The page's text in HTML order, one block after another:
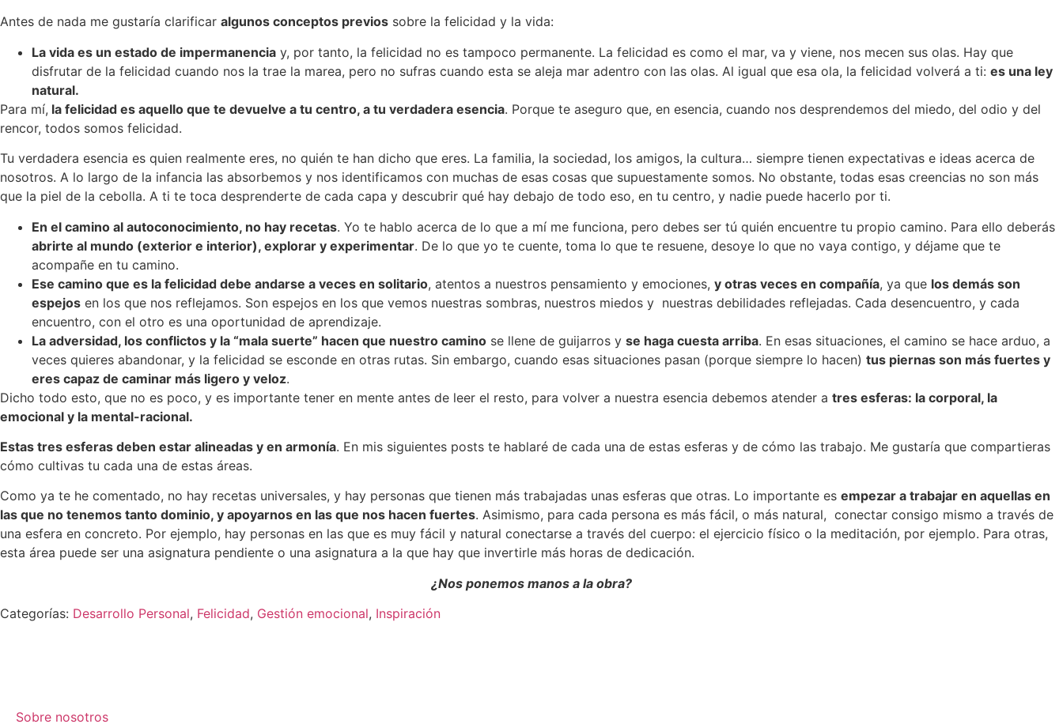
Antes de nada me gustaría clarificar algunos conceptos previos sobre la felicidad y la vida:
La vida es un estado de impermanencia y, por tanto, la felicidad no es tampoco permanente. La felicidad es como el mar, va y viene, nos mecen sus olas. Hay que
disfrutar de la felicidad cuando nos la trae la marea, pero no sufras cuando esta se aleja mar adentro con las olas. Al igual que esa ola, la felicidad volverá a ti: es una ley
natural.
Para mí, la felicidad es aquello que te devuelve a tu centro, a tu verdadera esencia. Porque te aseguro que, en esencia, cuando nos desprendemos del miedo, del odio y del
rencor, todos somos felicidad.
Tu verdadera esencia es quien realmente eres, no quién te han dicho que eres. La familia, la sociedad, los amigos, la cultura… siempre tienen expectativas e ideas acerca de
nosotros. A lo largo de la infancia las absorbemos y nos identificamos con muchas de esas cosas que supuestamente somos. No obstante, todas esas creencias no son más
que la piel de la cebolla. A ti te toca desprenderte de cada capa y descubrir qué hay debajo de todo eso, en tu centro, y nadie puede hacerlo por ti.
En el camino al autoconocimiento, no hay recetas. Yo te hablo acerca de lo que a mí me funciona, pero debes ser tú quién encuentre tu propio camino. Para ello deberás
abrirte al mundo (exterior e interior), explorar y experimentar. De lo que yo te cuente, toma lo que te resuene, desoye lo que no vaya contigo, y déjame que te
acompañe en tu camino.
Ese camino que es la felicidad debe andarse a veces en solitario, atentos a nuestros pensamiento y emociones, y otras veces en compañía, ya que los demás son
espejos en los que nos reflejamos. Son espejos en los que vemos nuestras sombras, nuestros miedos y nuestras debilidades reflejadas. Cada desencuentro, y cada
encuentro, con el otro es una oportunidad de aprendizaje.
La adversidad, los conflictos y la “mala suerte” hacen que nuestro camino se llene de guijarros y se haga cuesta arriba. En esas situaciones, el camino se hace arduo, a
veces quieres abandonar, y la felicidad se esconde en otras rutas. Sin embargo, cuando esas situaciones pasan (porque siempre lo hacen) tus piernas son más fuertes y
eres capaz de caminar más ligero y veloz.
Dicho todo esto, que no es poco, y es importante tener en mente antes de leer el resto, para volver a nuestra esencia debemos atender a tres esferas: la corporal, la
emocional y la mental-racional.
Estas tres esferas deben estar alineadas y en armonía. En mis siguientes posts te hablaré de cada una de estas esferas y de cómo las trabajo. Me gustaría que compartieras
cómo cultivas tu cada una de estas áreas.
Como ya te he comentado, no hay recetas universales, y hay personas que tienen más trabajadas unas esferas que otras. Lo importante es empezar a trabajar en aquellas en
las que no tenemos tanto dominio, y apoyarnos en las que nos hacen fuertes. Asimismo, para cada persona es más fácil, o más natural, conectar consigo mismo a través de
una esfera en concreto. Por ejemplo, hay personas en las que es muy fácil y natural conectarse a través del cuerpo: el ejercicio físico o la meditación, por ejemplo. Para otras,
esta área puede ser una asignatura pendiente o una asignatura a la que hay que invertirle más horas de dedicación.
¿Nos ponemos manos a la obra?
Categorías: Desarrollo Personal, Felicidad, Gestión emocional, Inspiración
Sobre nosotros